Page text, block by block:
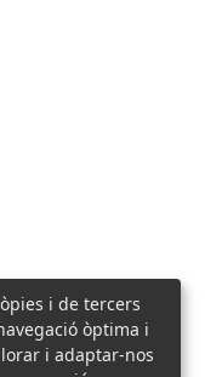
i de tercers
òptima i
i adaptar-nos